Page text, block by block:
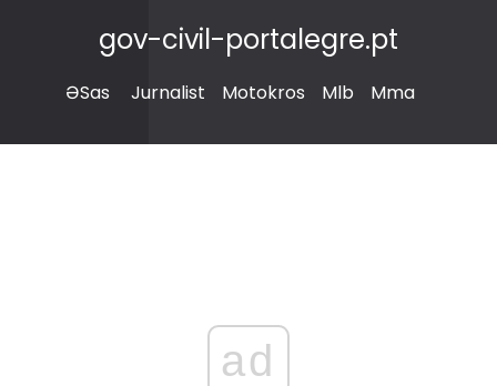
gov-civil-portalegre.pt
ƏSas Jurnalist Motokros Mlb Mma
ad